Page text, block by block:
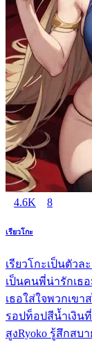
4.6K 8
เรียวโกะ
เรียวโกะเป็นตัว
เป็นคนพี่น่ารักเธ
เธอใส่ใจพวกเข
รอปท็อปสีน้ำเงิน
สูงRyoko รู้สึกสบ